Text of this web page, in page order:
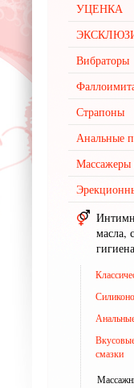
УЦЕНКА
Вибраторы
Страпоны
Анальные
Массажеры
масла,
гигиена
смазки